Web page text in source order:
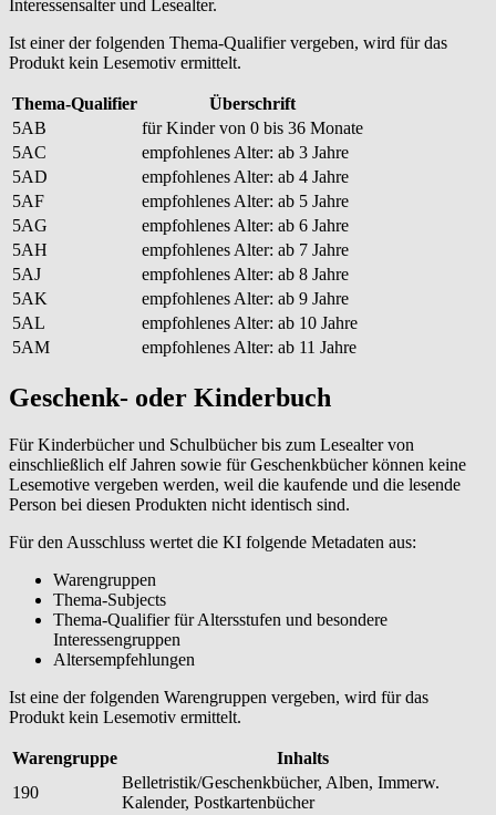
Interessensalter und Lesealter.
Ist einer der folgenden Thema-Qualifier vergeben, wird für das
Produkt kein Lesemotiv ermittelt.
Thema-Qualifier
Überschrift
5AB
für Kinder von 0 bis 36 Monate
5AC
empfohlenes Alter: ab 3 Jahre
5AD
empfohlenes Alter: ab 4 Jahre
5AF
empfohlenes Alter: ab 5 Jahre
5AG
empfohlenes Alter: ab 6 Jahre
5AH
empfohlenes Alter: ab 7 Jahre
5AJ
empfohlenes Alter: ab 8 Jahre
5AK
empfohlenes Alter: ab 9 Jahre
5AL
empfohlenes Alter: ab 10 Jahre
5AM
empfohlenes Alter: ab 11 Jahre
Geschenk- oder Kinderbuch
Für Kinderbücher und Schulbücher bis zum Lesealter von
einschließlich elf Jahren sowie für Geschenkbücher können keine
Lesemotive vergeben werden, weil die kaufende und die lesende
Person bei diesen Produkten nicht identisch sind.
Für den Ausschluss wertet die KI folgende Metadaten aus:
Warengruppen
Thema-Subjects
Thema-Qualifier für Altersstufen und besondere
Interessengruppen
Altersempfehlungen
Ist eine der folgenden Warengruppen vergeben, wird für das
Produkt kein Lesemotiv ermittelt.
Warengruppe
Inhalts
190
Belletristik/Geschenkbücher, Alben, Immerw.
Kalender, Postkartenbücher